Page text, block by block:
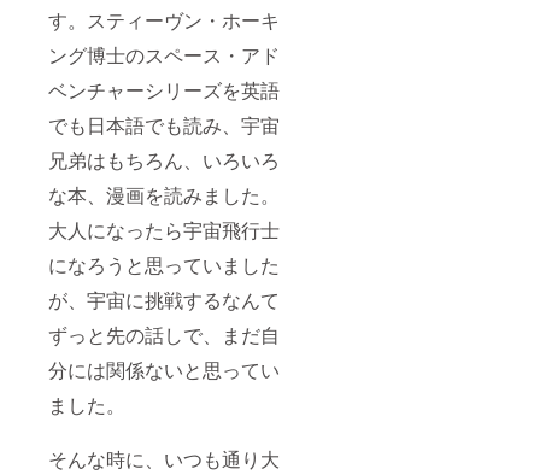
す。スティーヴン・ホーキ
ング博士のスペース・アド
ベンチャーシリーズを英語
でも日本語でも読み、宇宙
兄弟はもちろん、いろいろ
な本、漫画を読みました。
大人になったら宇宙飛行士
になろうと思っていました
が、宇宙に挑戦するなんて
ずっと先の話しで、まだ自
分には関係ないと思ってい
ました。
そんな時に、いつも通り大